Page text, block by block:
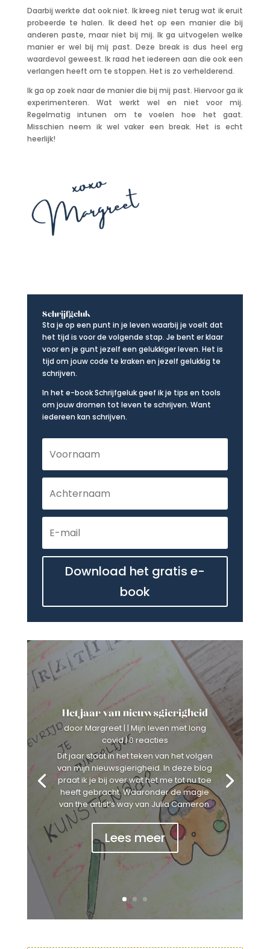
Daarbij werkte dat ook niet. Ik kreeg niet terug wat ik eruit
probeerde te halen. Ik deed het op een manier die bij
anderen paste, maar niet bij mij. Ik ga uitvogelen welke
manier er wel bij mij past. Deze break is dus heel erg
waardevol geweest. Ik raad het iedereen aan die ook een
verlangen heeft om te stoppen. Het is zo verhelderend.
Ik ga op zoek naar de manier die bij mij past. Hiervoor ga ik
experimenteren. Wat werkt wel en niet voor mij.
Regelmatig intunen om te voelen hoe het gaat.
Misschien neem ik wel vaker een break. Het is echt
heerlijk!
Schrijfgeluk
Sta je op een punt in je leven waarbij je voelt dat
het tijd is voor de volgende stap. Je bent er klaar
voor en je gunt jezelf een gelukkiger leven. Het is
tijd om jouw code te kraken en jezelf gelukkig te
schrijven.
In het e-book Schrijfgeluk geef ik je tips en tools
om jouw dromen tot leven te schrijven. Want
iedereen kan schrijven.
Download het gratis e-
book
Het jaar van nieuwsgierigheid
doorMargreet| | Mijn leven met long
covid| 0 reacties
Dit jaar staat in het teken van het volgen
van mijn nieuwsgierigheid. In deze blog
praat ik je bij over wat het me tot nu toe
heeft gebracht. Waaronder de magie
van the artist’s way van Julia Cameron.
Lees meer